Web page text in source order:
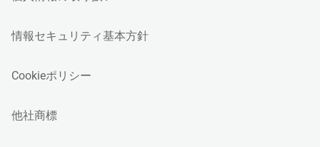
情報セキュリティ基本方針
Cookieポリシー
他社商標